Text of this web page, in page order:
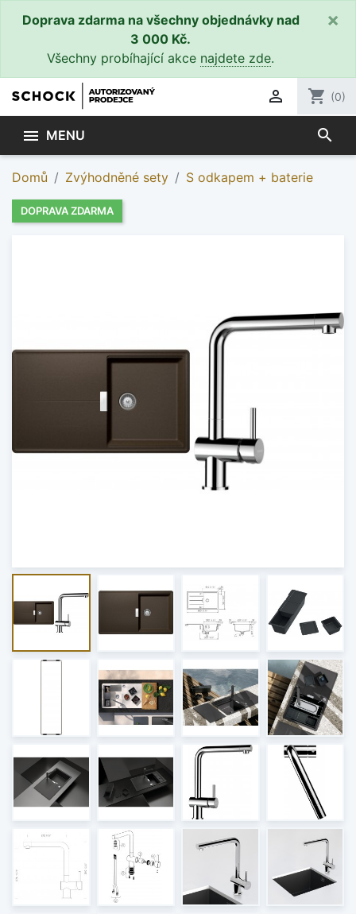
Doprava zdarma na všechny objednávky nad
3 000 Kč.
Všechny probíhající akce najdete zde.
×
 shopping_cart (0)
 MENU search
Domů Zvýhodněné sety S odkapem + baterie
DOPRAVA ZDARMA